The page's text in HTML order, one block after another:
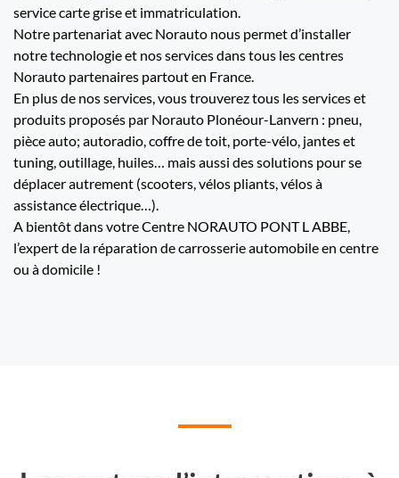
service carte grise et immatriculation.
Notre partenariat avec Norauto nous permet d’installer
notre technologie et nos services dans tous les centres
Norauto partenaires partout en France.
En plus de nos services, vous trouverez tous les services et
produits proposés par Norauto Plonéour-Lanvern : pneu,
pièce auto; autoradio, coffre de toit, porte-vélo, jantes et
tuning, outillage, huiles… mais aussi des solutions pour se
déplacer autrement (scooters, vélos pliants, vélos à
assistance électrique…).
A bientôt dans votre Centre NORAUTO PONT L ABBE,
l’expert de la réparation de carrosserie automobile en centre
ou à domicile !